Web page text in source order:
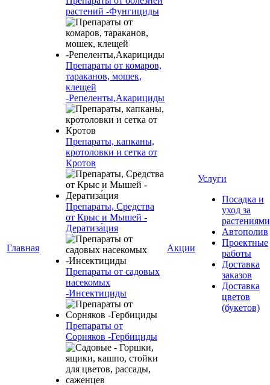
Главная
растений -Фунгициды
Препараты от комаров,
тараканов, мошек,
клещей
-Репеленты,Акарициды
Препараты, капканы,
кротоловки и сетка от
Кротов
Препараты, Средства
от Крыс и Мышей -
Дератиза́ция
Препараты от садовых
насекомых
-Инсектициды
Препараты от
Сорняков -Гербициды
Акции
Услуги
Посадка и
уход за
растениями
Автополив
Проектные
работы
Доставка
заказов
Доставка
цветов
(букетов)